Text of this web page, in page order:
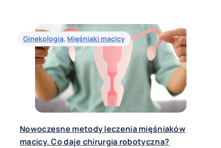
Ginekologia, Mięśniaki macicy
Nowoczesne metody leczenia mięśniaków
macicy. Co daje chirurgia robotyczna?